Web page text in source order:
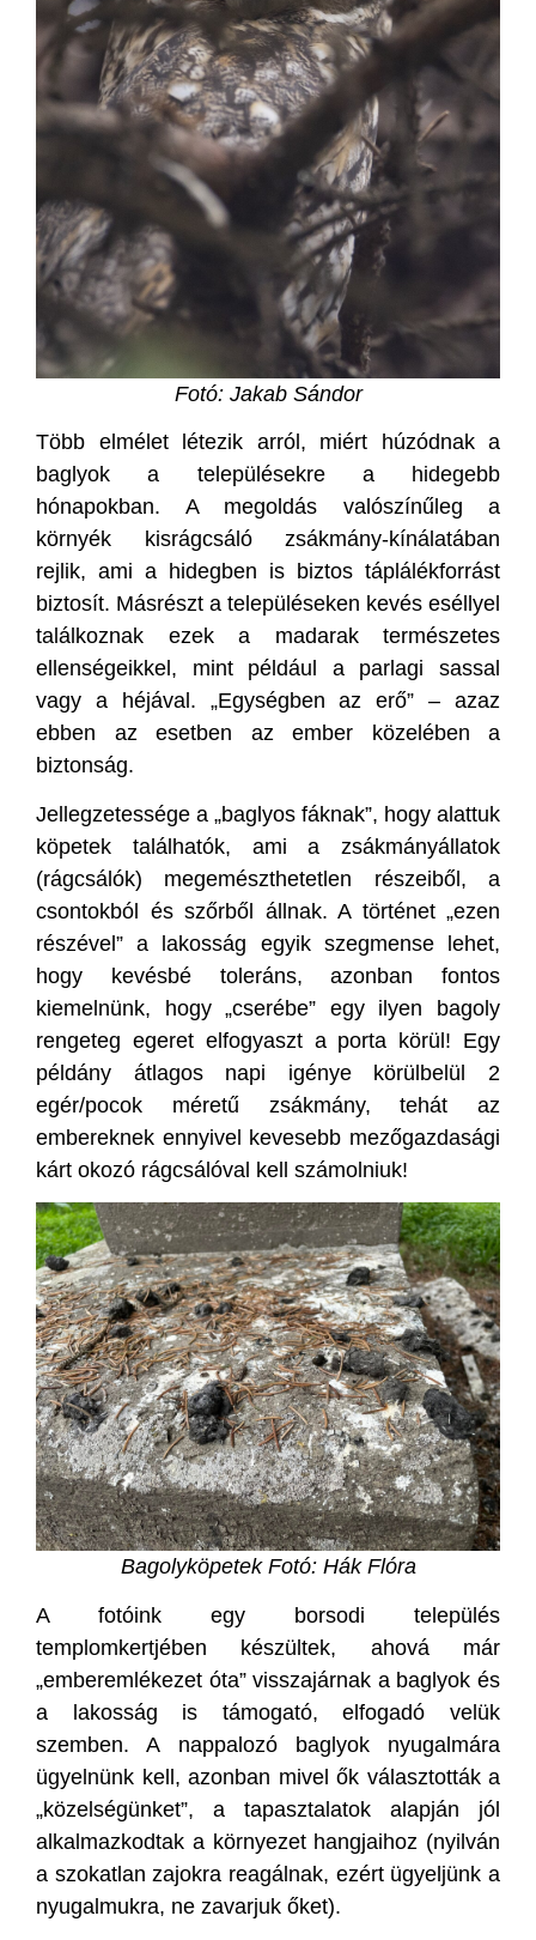
Fotó: Jakab Sándor
Több elmélet létezik arról, miért húzódnak a
baglyok a településekre a hidegebb
hónapokban. A megoldás valószínűleg a
környék kisrágcsáló zsákmány-kínálatában
rejlik, ami a hidegben is biztos táplálékforrást
biztosít. Másrészt a településeken kevés eséllyel
találkoznak ezek a madarak természetes
ellenségeikkel, mint például a parlagi sassal
vagy a héjával. „Egységben az erő” – azaz
ebben az esetben az ember közelében a
biztonság.
Jellegzetessége a „baglyos fáknak”, hogy alattuk
köpetek találhatók, ami a zsákmányállatok
(rágcsálók) megemészthetetlen részeiből, a
csontokból és szőrből állnak. A történet „ezen
részével” a lakosság egyik szegmense lehet,
hogy kevésbé toleráns, azonban fontos
kiemelnünk, hogy „cserébe” egy ilyen bagoly
rengeteg egeret elfogyaszt a porta körül! Egy
példány átlagos napi igénye körülbelül 2
egér/pocok méretű zsákmány, tehát az
embereknek ennyivel kevesebb mezőgazdasági
kárt okozó rágcsálóval kell számolniuk!
Bagolyköpetek Fotó: Hák Flóra
A fotóink egy borsodi település
templomkertjében készültek, ahová már
„emberemlékezet óta” visszajárnak a baglyok és
a lakosság is támogató, elfogadó velük
szemben. A nappalozó baglyok nyugalmára
ügyelnünk kell, azonban mivel ők választották a
„közelségünket”, a tapasztalatok alapján jól
alkalmazkodtak a környezet hangjaihoz (nyilván
a szokatlan zajokra reagálnak, ezért ügyeljünk a
nyugalmukra, ne zavarjuk őket).